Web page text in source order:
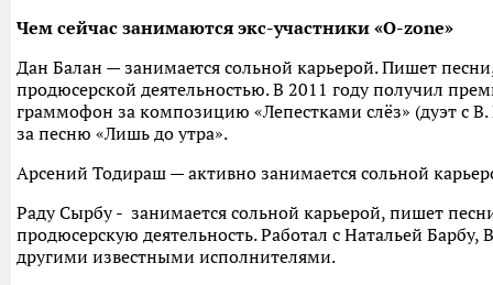
Чем сейчас занимаются экс-участники «O-zone»
Дан Балан — занимается сольной карьерой. Пишет
продюсерской деятельностью. В 2011 году получил
граммофон за композицию «Лепестками слёз» (дуэт с
за песню «Лишь до утра».
Арсений Тодираш — активно занимается сольной
Раду Сырбу - занимается сольной карьерой, пишет
продюсерскую деятельность. Работал с Натальей
другими известными исполнителями.